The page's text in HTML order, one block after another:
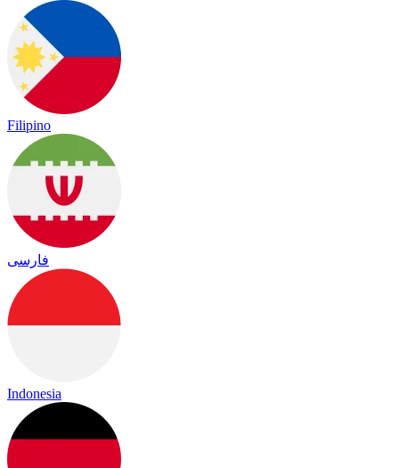
Filipino
فارسی
Indonesia